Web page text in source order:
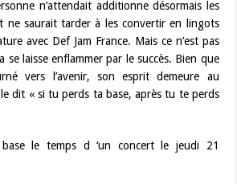
n’attendait additionne désormais les
ne saurait tarder à les convertir en lingots
avec Def Jam France. Mais ce n’est pas
laisse enflammer par le succès. Bien que
vers l’avenir, son esprit demeure au
dit « si tu perds ta base, après tu te perds
le temps d ‘un concert le jeudi 21